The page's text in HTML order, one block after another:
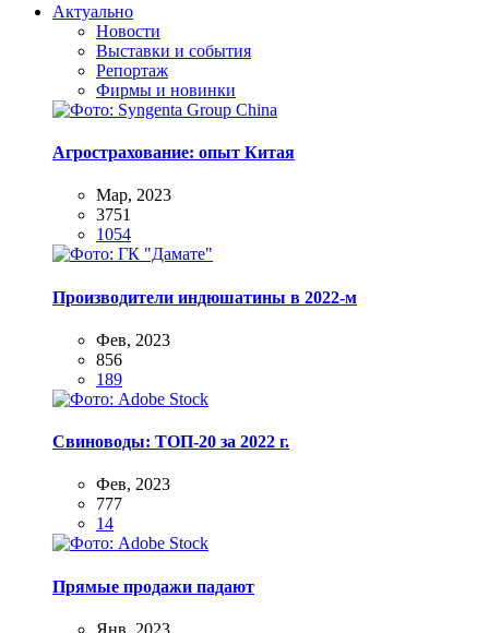
Актуально
Новости
Выставки и события
Репортаж
Фирмы и новинки
Агрострахование: опыт Китая
Мар, 2023
3751
1054
Производители индюшатины в 2022-м
Фев, 2023
856
189
Свиноводы: ТОП-20 за 2022 г.
Фев, 2023
777
14
Прямые продажи падают
Янв, 2023